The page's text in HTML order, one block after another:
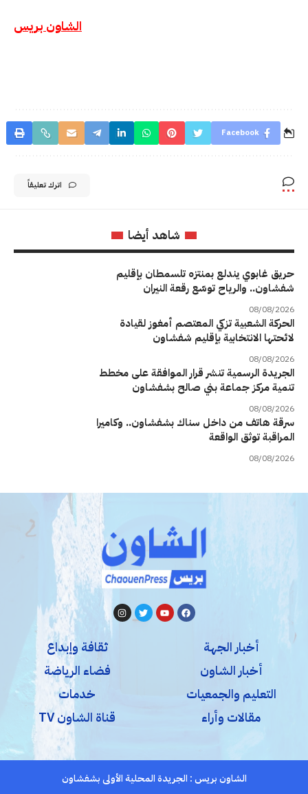
الشاون بريس
Facebook
اترك تعليقاً
شاهد أيضا
حريق غابوي يندلع بمنتزه تلسمطان بإقليم
شفشاون.. والرياح توسّع رقعة النيران
08/08/2026
الحركة الشعبية تزكي المعتصم أمغوز لقيادة
لائحتها الانتخابية بإقليم شفشاون
08/08/2026
الجريدة الرسمية تنشر قرار الموافقة على مخطط
تنمية مركز جماعة بني صالح بشفشاون
08/08/2026
سرقة هاتف من داخل سناك بشفشاون.. وكاميرا
المراقبة توثق الواقعة
08/08/2026
أخبار الجهة
أخبار الشاون
التعليم والجمعيات
مقالات وأراء
ثقافة وإبداع
فضاء الرياضة
خدمات
قناة الشاون TV
الشاون بريس : الجريدة المحلية الأولى بشفشاون